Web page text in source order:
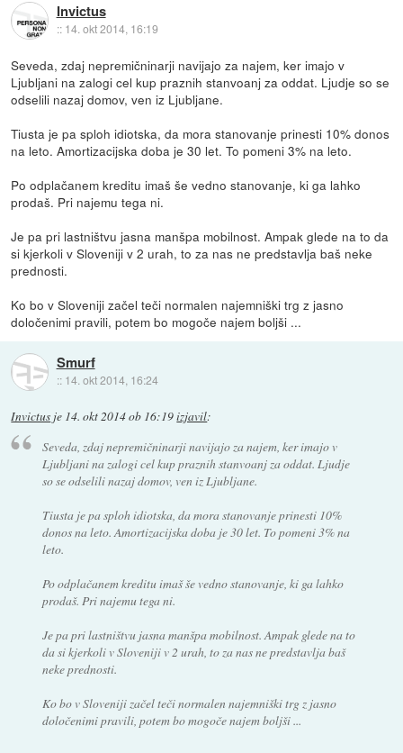
Invictus
:: 14. okt 2014, 16:19
Seveda, zdaj nepremičninarji navijajo za najem, ker imajo v
Ljubljani na zalogi cel kup praznih stanvoanj za oddat. Ljudje so se
odselili nazaj domov, ven iz Ljubljane.
Tiusta je pa sploh idiotska, da mora stanovanje prinesti 10% donos
na leto. Amortizacijska doba je 30 let. To pomeni 3% na leto.
Po odplačanem kreditu imaš še vedno stanovanje, ki ga lahko
prodaš. Pri najemu tega ni.
Je pa pri lastništvu jasna manšpa mobilnost. Ampak glede na to da
si kjerkoli v Sloveniji v 2 urah, to za nas ne predstavlja baš neke
prednosti.
Ko bo v Sloveniji začel teči normalen najemniški trg z jasno
določenimi pravili, potem bo mogoče najem boljši ...
Smurf
:: 14. okt 2014, 16:24
Invictus je 14. okt 2014 ob 16:19izjavil:
Seveda, zdaj nepremičninarji navijajo za najem, ker imajo v
Ljubljani na zalogi cel kup praznih stanvoanj za oddat. Ljudje
so se odselili nazaj domov, ven iz Ljubljane.
Tiusta je pa sploh idiotska, da mora stanovanje prinesti 10%
donos na leto. Amortizacijska doba je 30 let. To pomeni 3% na
leto.
Po odplačanem kreditu imaš še vedno stanovanje, ki ga lahko
prodaš. Pri najemu tega ni.
Je pa pri lastništvu jasna manšpa mobilnost. Ampak glede na to
da si kjerkoli v Sloveniji v 2 urah, to za nas ne predstavlja baš
neke prednosti.
Ko bo v Sloveniji začel teči normalen najemniški trg z jasno
določenimi pravili, potem bo mogoče najem boljši ...